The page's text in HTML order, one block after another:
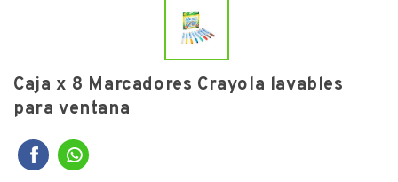
Caja x 8 Marcadores Crayola lavables
para ventana